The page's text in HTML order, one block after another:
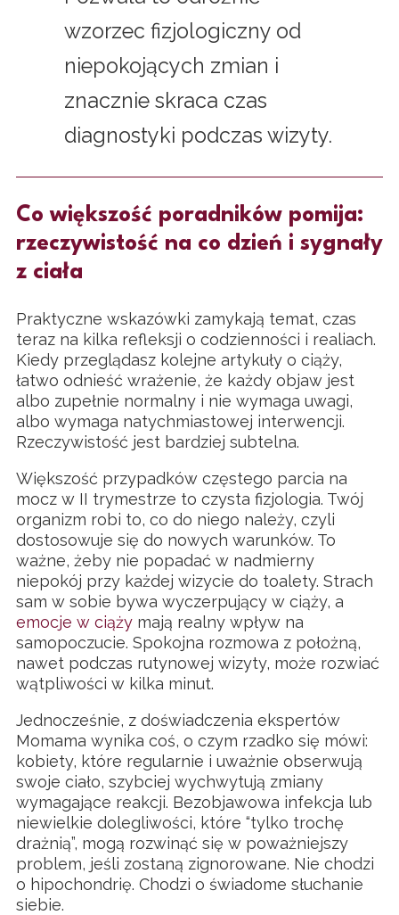
wzorzec fizjologiczny od
niepokojących zmian i
znacznie skraca czas
diagnostyki podczas wizyty.
Co większość poradników pomija:
rzeczywistość na co dzień i sygnały
z ciała
Praktyczne wskazówki zamykają temat, czas
teraz na kilka refleksji o codzienności i realiach.
Kiedy przeglądasz kolejne artykuły o ciąży,
łatwo odnieść wrażenie, że każdy objaw jest
albo zupełnie normalny i nie wymaga uwagi,
albo wymaga natychmiastowej interwencji.
Rzeczywistość jest bardziej subtelna.
Większość przypadków częstego parcia na
mocz w II trymestrze to czysta fizjologia. Twój
organizm robi to, co do niego należy, czyli
dostosowuje się do nowych warunków. To
ważne, żeby nie popadać w nadmierny
niepokój przy każdej wizycie do toalety. Strach
sam w sobie bywa wyczerpujący w ciąży, a
emocje w ciąży mają realny wpływ na
samopoczucie. Spokojna rozmowa z położną,
nawet podczas rutynowej wizyty, może rozwiać
wątpliwości w kilka minut.
Jednocześnie, z doświadczenia ekspertów
Momama wynika coś, o czym rzadko się mówi:
kobiety, które regularnie i uważnie obserwują
swoje ciało, szybciej wychwytują zmiany
wymagające reakcji. Bezobjawowa infekcja lub
niewielkie dolegliwości, które “tylko trochę
drażnią”, mogą rozwinąć się w poważniejszy
problem, jeśli zostaną zignorowane. Nie chodzi
o hipochondrię. Chodzi o świadome słuchanie
siebie.